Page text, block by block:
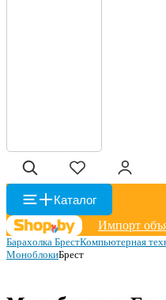
Каталог
Импорт
Барахолка БрестКомпьютерная
МоноблокиБрест